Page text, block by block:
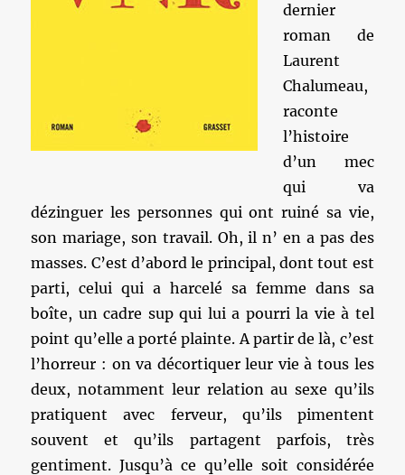
dernier
roman de
Laurent
Chalumeau,
raconte
l’histoire
d’un mec
qui va
dézinguer les personnes qui ont ruiné sa vie,
son mariage, son travail. Oh, il n’ en a pas des
masses. C’est d’abord le principal, dont tout est
parti, celui qui a harcelé sa femme dans sa
boîte, un cadre sup qui lui a pourri la vie à tel
point qu’elle a porté plainte. A partir de là, c’est
l’horreur : on va décortiquer leur vie à tous les
deux, notamment leur relation au sexe qu’ils
pratiquent avec ferveur, qu’ils pimentent
souvent et qu’ils partagent parfois, très
gentiment. Jusqu’à ce qu’elle soit considérée